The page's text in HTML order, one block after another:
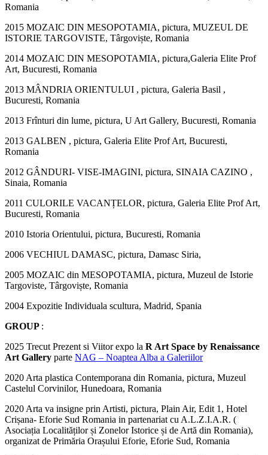
Romania
2015 MOZAIC DIN MESOPOTAMIA, pictura, MUZEUL DE
ISTORIE TARGOVISTE, Târgoviște, Romania
2014 MOZAIC DIN MESOPOTAMIA, pictura,Galeria Elite Prof
Art, Bucuresti, Romania
2013 MÂNDRIA ORIENTULUI , pictura, Galeria Basil ,
Bucuresti, Romania
2013 Frînturi din lume, pictura, U Art Gallery, Bucuresti, Romania
2013 GALBEN , pictura, Galeria Elite Prof Art, Bucuresti,
Romania
2012 GÂNDURI- VISE-IMAGINI, pictura, SINAIA CAZINO ,
Sinaia, Romania
2011 CULORILE VACANȚELOR, pictura, Galeria Elite Prof Art,
Bucuresti, Romania
2010 Istoria Orientului, pictura, Bucuresti, Romania
2006 VECHIUL DAMASC, pictura, Damasc Siria,
2005 MOZAIC din MESOPOTAMIA, pictura, Muzeul de Istorie
Targoviste, Târgoviște, Romania
2004 Expozitie Individuala scultura, Madrid, Spania
GROUP :
2025 Trecut Prezent si Viitor expo la R Art Space by Renaissance
Art Gallery parte NAG – Noaptea Alba a Galeriilor
2020 Arta plastica Contemporana din Romania, pictura, Muzeul
Castelul Corvinilor, Hunedoara, Romania
2020 Arta va insigne prin Artisti, pictura, Plain Air, Edit 1, Hotel
Crișana- Eforie Sud Romania in partenariat cu A.L.Z.I.A.R. (
Asociația Localităților și Zonelor Istorice și de Artă din Romania),
organizat de Primăria Orașului Eforie, Eforie Sud, Romania